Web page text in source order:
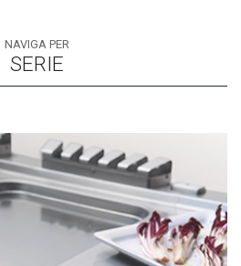
NAVIGA PER
SERIE